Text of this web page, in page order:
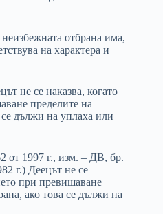
отбрана има,
на характера и
не се наказва, когато
пределите на
дължи на уплаха или
от 1997 г., изм. – ДВ, бр.
г.) Деецът не се
при превишаване
ако това се дължи на